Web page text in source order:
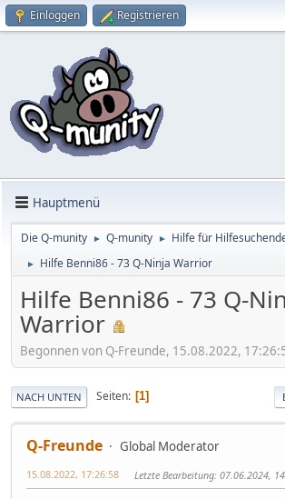
Einloggen Registrieren
Hauptmenü
Die Q-munity ► Q-munity ► Hilfe für
► Hilfe Benni86 - 73 Q-Ninja Warrior
Hilfe Benni86 - 73 Q-
Warrior
Begonnen von Q-Freunde, 15.08.2022,
NACH UNTEN Seiten 1
Q-Freunde Global Moderator
15.08.2022, 17:26:58 Letzte Bearbeitung: 07.06.2024,